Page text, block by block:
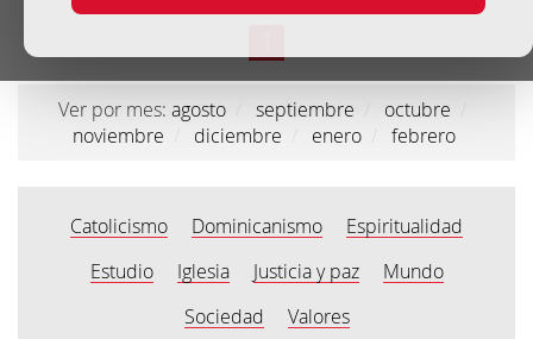
Ver por mes: agosto septiembre octubre
noviembre
diciembre enero febrero
Catolicismo Dominicanismo
Espiritualidad
Estudio
Iglesia Justicia y paz
Mundo
Sociedad
Valores